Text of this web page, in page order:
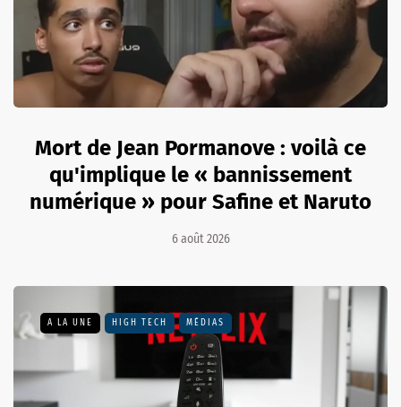
Mort de Jean Pormanove : voilà ce
qu'implique le « bannissement
numérique » pour Safine et Naruto
6 août 2026
A LA UNE HIGH TECH MÉDIAS